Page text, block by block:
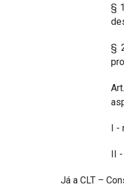
§
§
I -
II
Já a CLT –